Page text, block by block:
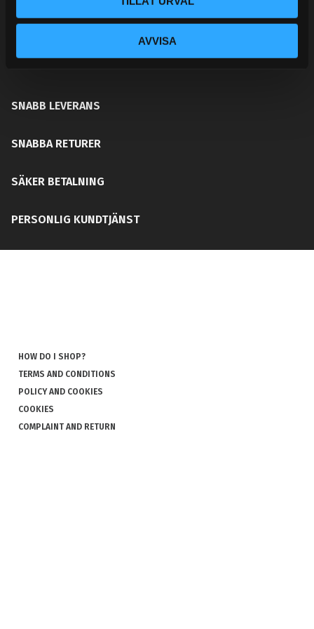
AVVISA
ditt chassi, bromssystem, motordelar &
säkerhetsutrustning. Med en personlig kundtjänst och
mångårig erfarenhet får du rätt del för ditt behov utan
att din plånboken blir tom!
SNABB LEVERANS
SNABBA RETURER
SÄKER BETALNING
PERSONLIG KUNDTJÄNST
HOW DO I SHOP?
TERMS AND CONDITIONS
POLICY AND COOKIES
COOKIES
COMPLAINT AND RETURN